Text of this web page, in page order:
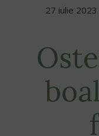
27 iulie 2023